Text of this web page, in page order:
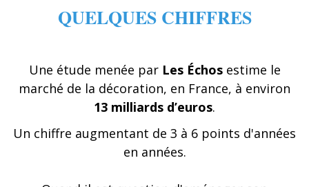
QUELQUES CHIFFRES
Une étude menée par Les Échosestime le
marché de la décoration, en France, à environ
13 milliards d’euros.
Un chiffre augmentant de 3 à 6 points d'années
en années.